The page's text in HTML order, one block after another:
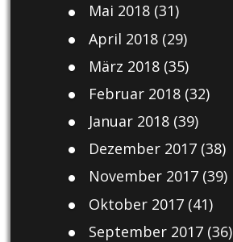
Mai 2018(31)
April 2018(29)
März 2018(35)
Februar 2018(32)
Januar 2018(39)
Dezember 2017(38)
November 2017(39)
Oktober 2017(41)
September 2017(36)